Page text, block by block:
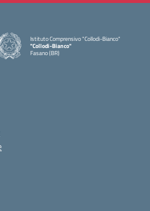
Istituto Comprensivo "Collodi-Bianco"
"Collodi-Bianco"
Fasano (BR)